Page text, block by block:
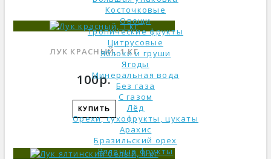
Косточковые
Овощи
Тропические фрукты
Цитрусовые
Яблоки и груши
Ягоды
Минеральная вода
Без газа
С газом
Лёд
Орехи, сухофрукты, цукаты
Арахис
Бразильский орех
Вяленые фрукты
ЛУК КРАСНЫЙ, 1 КГ
100р.
КУПИТЬ